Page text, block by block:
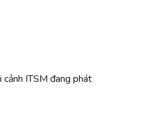
ITSM đang phát